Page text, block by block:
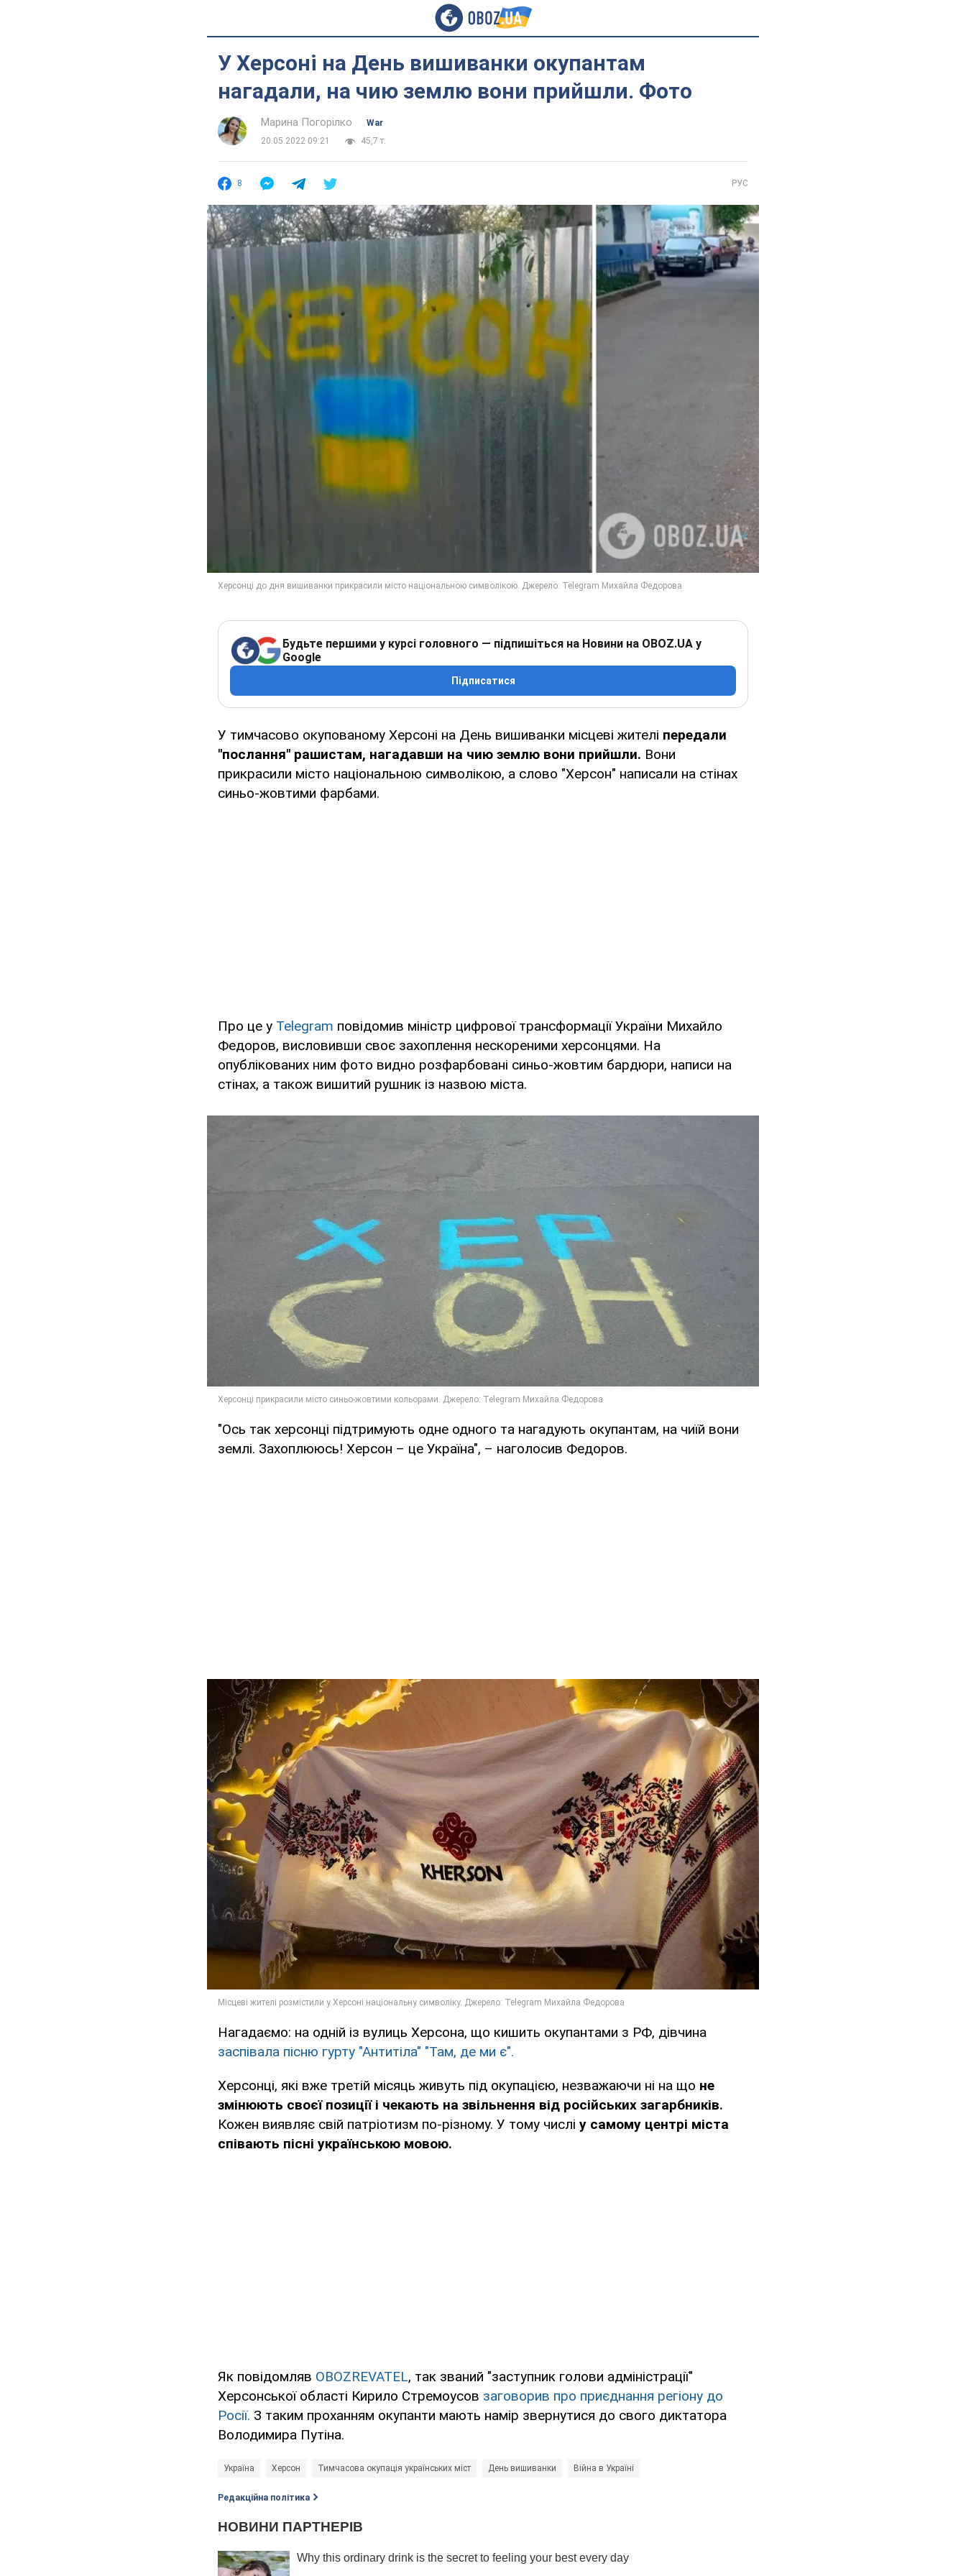
У Херсоні на День вишиванки окупантам
нагадали, на чию землю вони прийшли. Фото
Марина Погорілко
War
20.05.2022 09:21
45,7 т.
8 РУС
Будьте першими у курсі головного — підпишіться на Новини на OBOZ.UA у
Google
Підписатися
У тимчасово окупованому Херсоні на День вишиванки місцеві жителі передали
"послання" рашистам, нагадавши на чию землю вони прийшли. Вони
прикрасили місто національною символікою, а слово "Херсон" написали на стінах
синьо-жовтими фарбами.
Про це у Telegram повідомив міністр цифрової трансформації України Михайло
Федоров, висловивши своє захоплення нескореними херсонцями. На
опублікованих ним фото видно розфарбовані синьо-жовтим бардюри, написи на
стінах, а також вишитий рушник із назвою міста.
"Ось так херсонці підтримують одне одного та нагадують окупантам, на чиїй вони
землі. Захоплююсь! Херсон – це Україна", – наголосив Федоров.
Нагадаємо: на одній із вулиць Херсона, що кишить окупантами з РФ, дівчина
заспівала пісню гурту "Антитіла" "Там, де ми є".
Херсонці, які вже третій місяць живуть під окупацією, незважаючи ні на що не
змінюють своєї позиції і чекають на звільнення від російських загарбників.
Кожен виявляє свій патріотизм по-різному. У тому числі у самому центрі міста
співають пісні українською мовою.
Як повідомляв OBOZREVATEL, так званий "заступник голови адміністрації"
Херсонської області Кирило Стремоусов заговорив про приєднання регіону до
Росії. З таким проханням окупанти мають намір звернутися до свого диктатора
Володимира Путіна.
Україна Херсон Тимчасова окупація українських міст День вишиванки Війна в Україні
Редакційна політика